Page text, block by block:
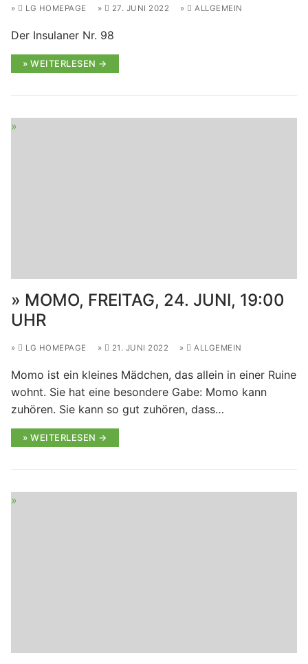
LG HOMEPAGE 27. JUNI 2022 ALLGEMEIN
Der Insulaner Nr. 98
WEITERLESEN →
MOMO, FREITAG, 24. JUNI, 19:00
UHR
LG HOMEPAGE 21. JUNI 2022 ALLGEMEIN
Momo ist ein kleines Mädchen, das allein in einer Ruine
wohnt. Sie hat eine besondere Gabe: Momo kann
zuhören. Sie kann so gut zuhören, dass…
WEITERLESEN →